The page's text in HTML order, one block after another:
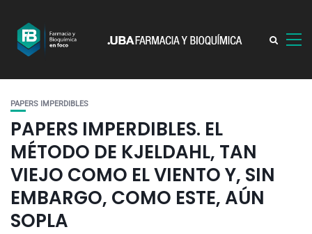
PAPERS IMPERDIBLES
PAPERS IMPERDIBLES. EL
MÉTODO DE KJELDAHL, TAN
VIEJO COMO EL VIENTO Y, SIN
EMBARGO, COMO ESTE, AÚN
SOPLA